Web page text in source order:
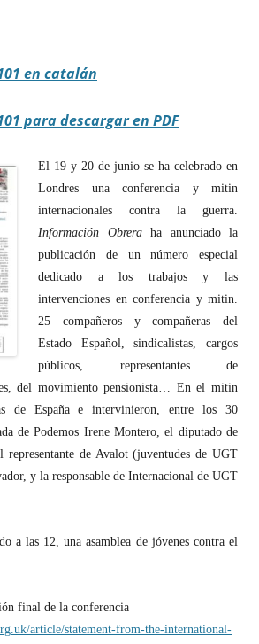
en catalán
para descargar en PDF
El 19 y 20 de junio se ha celebrado en
Londres una conferencia y mitin
internacionales contra la guerra.
Información Obreraha anunciado la
publicación de un número especial
dedicado a los trabajos y las
intervenciones en conferencia y mitin.
25 compañeros y compañeras del
Estado Español, sindicalistas, cargos
públicos, representantes de
del movimiento pensionista… En el mitin
de España e intervinieron, entre los 30
de Podemos Irene Montero, el diputado de
representante de Avalot (juventudes de UGT
y la responsable de Internacional de UGT
a las 12, una asamblea de jóvenes contra el
final de la conferencia
article/statement-from-the-international-